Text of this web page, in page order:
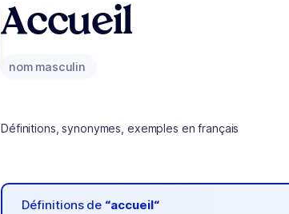
Accueil
nom masculin
Définitions, synonymes, exemples en français
Définitions de “accueil“